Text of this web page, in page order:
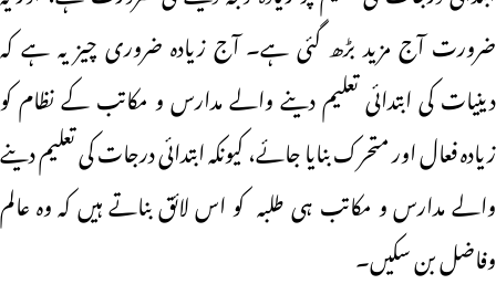
ضرورت آج مزید بڑھ گئی ہے۔ آج زیادہ ضروری چیز یہ ہے کہ
دینیات کی ابتدائی تعلیم دینے والے مدارس و مکاتب کے نظام کو
زیادہ فعال اور متحرک بنایا جائے، کیونکہ ابتدائی درجات کی تعلیم دینے
والے مدارس و مکاتب ہی طلبہ کو اس لائق بناتے ہیں کہ وہ عالم
وفاضل بن سکیں۔